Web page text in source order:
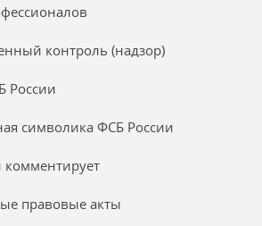
контроль (надзор)
России
символика ФСБ России
правовые акты